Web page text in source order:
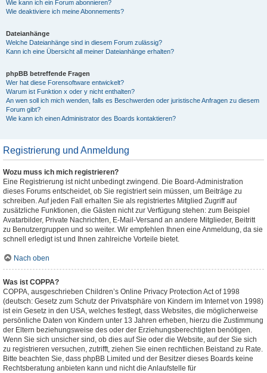
Wie kann ich ein Forum abonnieren?
Wie deaktiviere ich meine Abonnements?
Dateianhänge
Welche Dateianhänge sind in diesem Forum zulässig?
Kann ich eine Übersicht all meiner Dateianhänge erhalten?
phpBB betreffende Fragen
Wer hat diese Forensoftware entwickelt?
Warum ist Funktion x oder y nicht enthalten?
An wen soll ich mich wenden, falls es Beschwerden oder juristische Anfragen zu diesem
Forum gibt?
Wie kann ich einen Administrator des Boards kontaktieren?
Registrierung und Anmeldung
Wozu muss ich mich registrieren?
Eine Registrierung ist nicht unbedingt zwingend. Die Board-Administration
dieses Forums entscheidet, ob Sie registriert sein müssen, um Beiträge zu
schreiben. Auf jeden Fall erhalten Sie als registriertes Mitglied Zugriff auf
zusätzliche Funktionen, die Gästen nicht zur Verfügung stehen: zum Beispiel
Avatarbilder, Private Nachrichten, E-Mail-Versand an andere Mitglieder, Beitritt
zu Benutzergruppen und so weiter. Wir empfehlen Ihnen eine Anmeldung, da sie
schnell erledigt ist und Ihnen zahlreiche Vorteile bietet.
Nach oben
Was ist COPPA?
COPPA, ausgeschrieben Children’s Online Privacy Protection Act of 1998
(deutsch: Gesetz zum Schutz der Privatsphäre von Kindern im Internet von 1998)
ist ein Gesetz in den USA, welches festlegt, dass Websites, die möglicherweise
persönliche Daten von Kindern unter 13 Jahren erheben, hierzu die Zustimmung
der Eltern beziehungsweise des oder der Erziehungsberechtigten benötigen.
Wenn Sie sich unsicher sind, ob dies auf Sie oder die Website, auf der Sie sich
zu registrieren versuchen, zutrifft, ziehen Sie einen rechtlichen Beistand zu Rate.
Bitte beachten Sie, dass phpBB Limited und der Besitzer dieses Boards keine
Rechtsberatung anbieten kann und nicht die Anlaufstelle für